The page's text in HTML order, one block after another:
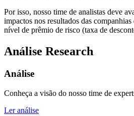
Por isso, nosso time de analistas deve
impactos nos resultados das
nível de prêmio de risco (taxa de
Análise Research
Análise
Conheça a visão do nosso time de
Ler análise